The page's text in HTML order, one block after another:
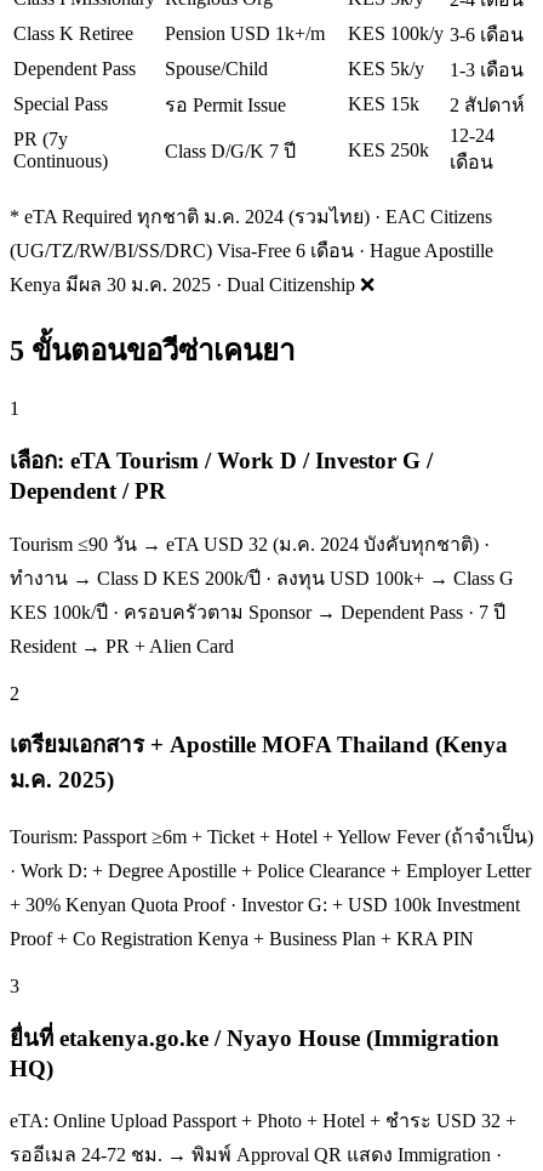
Class K Retiree
Pension USD 1k+/m KES 100k/y 3-6 เดือน
Dependent Pass
Spouse/Child KES 5k/y
1-3 เดือน
Special Pass
รอ Permit Issue KES 15k
2 สัปดาห์
PR (7y
Continuous)
Class D/G/K 7 ปี KES 250k
12-24
เดือน
* eTA Required ทุกชาติ ม.ค. 2024 (รวมไทย) · EAC Citizens
(UG/TZ/RW/BI/SS/DRC) Visa-Free 6 เดือน · Hague Apostille
Kenya มีผล 30 ม.ค. 2025 · Dual Citizenship ❌
5 ขั้นตอนขอวีซ่าเคนยา
1
เลือก: eTA Tourism / Work D / Investor G /
Dependent / PR
Tourism ≤90 วัน → eTA USD 32 (ม.ค. 2024 บังคับทุกชาติ) ·
ทำงาน → Class D KES 200k/ปี · ลงทุน USD 100k+ → Class G
KES 100k/ปี · ครอบครัวตาม Sponsor → Dependent Pass · 7 ปี
Resident → PR + Alien Card
2
เตรียมเอกสาร + Apostille MOFA Thailand (Kenya
ม.ค. 2025)
Tourism: Passport ≥6m + Ticket + Hotel + Yellow Fever (ถ้าจำเป็น)
· Work D: + Degree Apostille + Police Clearance + Employer Letter
+ 30% Kenyan Quota Proof · Investor G: + USD 100k Investment
Proof + Co Registration Kenya + Business Plan + KRA PIN
3
ยื่นที่ etakenya.go.ke / Nyayo House (Immigration
HQ)
eTA: Online Upload Passport + Photo + Hotel + ชำระ USD 32 +
รออีเมล 24-72 ชม. → พิมพ์ Approval QR แสดง Immigration ·